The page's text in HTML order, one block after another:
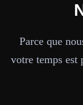
Parce que
votre temps est